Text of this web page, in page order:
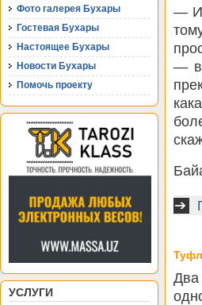
Фото галерея Бухары
Гостевая Бухары
Настоящее Бухары
Новости Бухары
Помочь проекту
УСЛУГИ
—
—